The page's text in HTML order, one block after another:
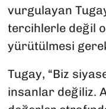
vurgulayan
tercihlerle değil
yürütülmesi
Tugay, “Biz
insanlar değiliz.